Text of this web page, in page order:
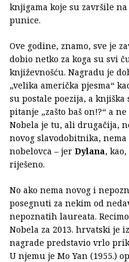
knjigama koje su završile
punice.
Ove godine, znamo, sve je
dobio netko za koga su svi
književnošću. Nagradu je
„velika američka pjesma“
su postale poezija, a
pitanje „zašto baš on!?“ a
Nobela je tu, ali drugačija,
novog slavodobitnika,
nobelovca – jer Dylana,
riješeno.
No ako nema novog i
posegnuti za nekim od
nepoznatih laureata.
Nobela za 2013. hrvatski je
nagrade predstavio vrlo
U njemu je Mo Yan (1955.)